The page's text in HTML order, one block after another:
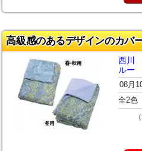
高級感のあるデザインのカバ
西川
ルー
08月
全2色